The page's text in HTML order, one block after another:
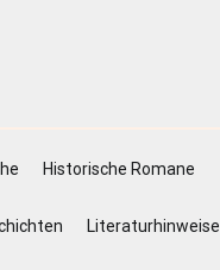
Historische Romane
Literaturhinweise